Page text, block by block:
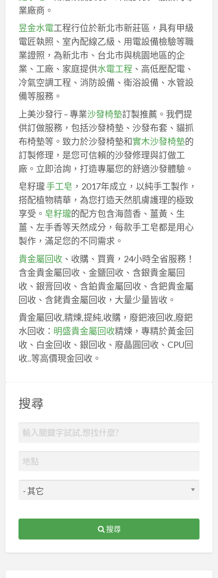
業廠商。
昱金水電工程行位於新北市新莊區，具有甲級
電匠執照、室內配線乙級、用電設備檢驗等職
業證照，為新北市、台北市與桃園地區的企
業、工廠、家庭提供水電工程 、高低壓配電、
冷氣空調工程、消防設備、衛浴設備、水管設
備等服務。
上美沙發行 – 專業沙發椅墊訂製推薦。我們提
供訂做服務，包括沙發椅墊、沙發布套、貓抓
布椅墊等。致力於沙發椅墊和實木沙發椅墊的
訂製修理，是您可信賴的沙發修理與訂做工
廠。立即洽詢，打造專屬您的舒適沙發體驗。
皂籽瓏手工皂 ，2017年成立，以純手工製作，
搭配植物精華，為您打造天然肌膚護理的極致
享受。 皂籽瓏的配方包含海茴香、薑黃、生
薑、左手香等天然成分，每款手工皂都是用心
製作，滿足您的不同需求。
貴金屬回收、收購、買賣，24小時全省服務！
含金貴金屬回收、金鹽回收、含銀貴金屬回
收、銀膏回收、含鉑貴金屬回收、含鈀貴金屬
回收、含銠貴金屬回收，大量少量皆收。
貴金屬回收,精煉,提純,收購，廢鈀液回收,廢鈀
水回收： 明盛貴金屬回收精煉，專精於黃金回
收、白金回收、銀回收、廢晶圓回收、CPU回
收..等高價現金回收。
搜尋
搜尋